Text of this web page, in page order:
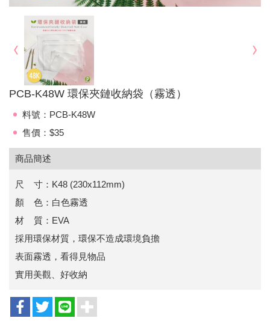
PCB-K48W 環保夾鏈收納袋（霧透）
料號：PCB-K48W
售價：$35
商品簡述
尺 寸：K48 (230x112mm)
顏 色：白色霧透
材 質：EVA
採用環保材質，環保不造成環境負擔
表面霧透，看得見物品
實用美觀、好收納